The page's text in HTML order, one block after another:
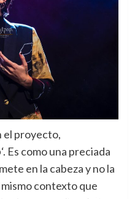
el proyecto,
‘. Es como una preciada
en la cabeza y no la
contexto que